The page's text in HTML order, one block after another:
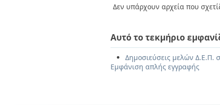
Δεν υπάρχουν αρχεία που
Αυτό το τεκμήριο
Δημοσιεύσεις μελών Δ.Ε.Π.
Εμφάνιση απλής εγγραφής